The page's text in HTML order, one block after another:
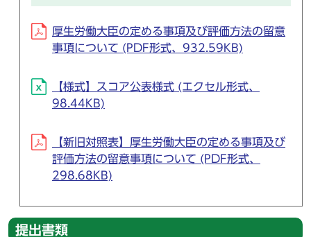
厚生労働大臣の定める事項及び評価方法の留意
事項について (PDF形式、932.59KB)
【様式】スコア公表様式 (エクセル形式、
98.44KB)
【新旧対照表】厚生労働大臣の定める事項及び
評価方法の留意事項について (PDF形式、
298.68KB)
提出書類